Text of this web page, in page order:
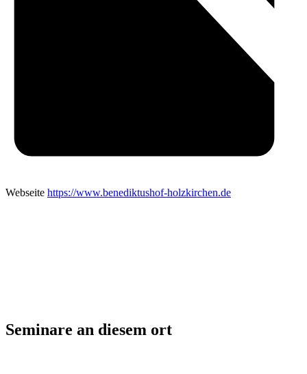
Webseite https://www.benediktushof-holzkirchen.de
Seminare an diesem ort